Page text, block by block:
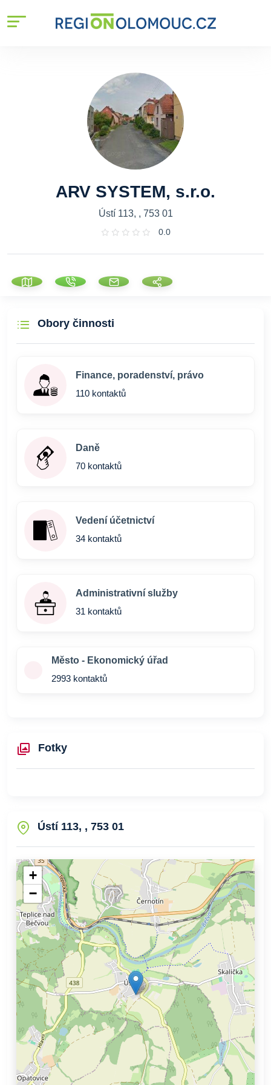
ARV SYSTEM, s.r.o.
Ústí 113, , 753 01
0.0
Obory činnosti
Finance, poradenství, právo
110 kontaktů
Daně
70 kontaktů
Vedení účetnictví
34 kontaktů
Administrativní služby
31 kontaktů
Město - Ekonomický úřad
2993 kontaktů
Fotky
Ústí 113, , 753 01
+
−